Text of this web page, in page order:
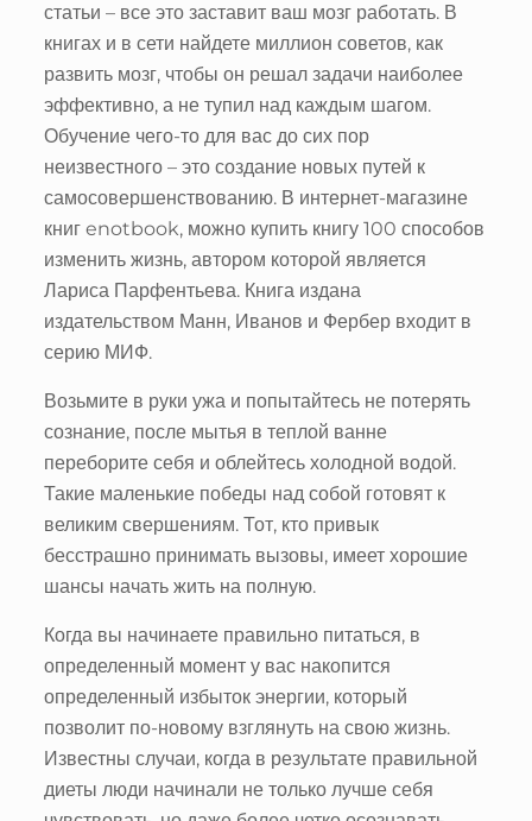
статьи – все это заставит ваш мозг работать. В
книгах и в сети найдете миллион советов, как
развить мозг, чтобы он решал задачи наиболее
эффективно, а не тупил над каждым шагом.
Обучение чего-то для вас до сих пор
неизвестного – это создание новых путей к
самосовершенствованию. В интернет-магазине
книг enotbook, можно купить книгу 100 способов
изменить жизнь, автором которой является
Лариса Парфентьева. Книга издана
издательством Манн, Иванов и Фербер входит в
серию МИФ.
Возьмите в руки ужа и попытайтесь не потерять
сознание, после мытья в теплой ванне
переборите себя и облейтесь холодной водой.
Такие маленькие победы над собой готовят к
великим свершениям. Тот, кто привык
бесстрашно принимать вызовы, имеет хорошие
шансы начать жить на полную.
Когда вы начинаете правильно питаться, в
определенный момент у вас накопится
определенный избыток энергии, который
позволит по-новому взглянуть на свою жизнь.
Известны случаи, когда в результате правильной
диеты люди начинали не только лучше себя